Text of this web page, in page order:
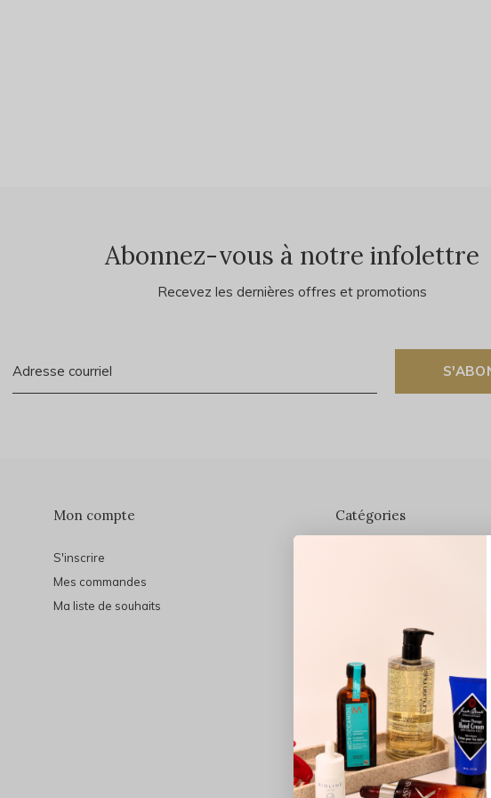
Abonnez-vous à notre infolettre
Recevez les dernières offres et promotions
Mon compte
S'inscrire
Mes commandes
Ma liste de souhaits
Catégories
Soins du visage
Maquillage
Bain et Corps
Bijoux